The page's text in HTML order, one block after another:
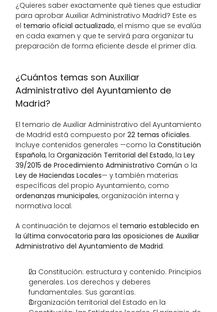
¿Quieres saber exactamente qué tienes que estudiar
para aprobar Auxiliar Administrativo Madrid? Este es
el temario oficial actualizado, el mismo que se evalúa
en cada examen y que te servirá para organizar tu
preparación de forma eficiente desde el primer día.
¿Cuántos temas son Auxiliar
Administrativo del Ayuntamiento de
Madrid?
El temario de Auxiliar Administrativo del Ayuntamiento
de Madrid está compuesto por 22 temas oficiales.
Incluye contenidos generales —como la Constitución
Española, la Organización Territorial del Estado, la Ley
39/2015 de Procedimiento Administrativo Común
Ley de Haciendas Locales— y también materias
ordenanzas municipales, organización interna y
normativa local.
A continuación te dejamos el temario establecido en
la última convocatoria para las oposiciones de Auxiliar
Administrativo del Ayuntamiento de Madrid:
La Constitución: estructura y contenido. Principios
generales. Los derechos y deberes
fundamentales. Sus garantías.
Organización territorial del Estado en la